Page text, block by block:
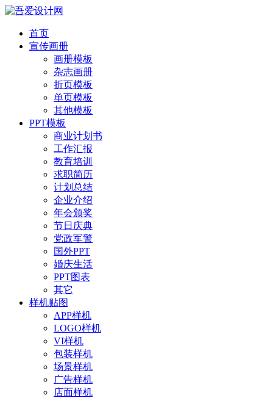
首页
宣传画册
画册模板
杂志画册
折页模板
单页模板
其他模板
PPT模板
商业计划书
工作汇报
教育培训
求职简历
计划总结
企业介绍
年会颁奖
节日庆典
党政军警
国外PPT
婚庆生活
PPT图表
其它
样机贴图
APP样机
LOGO样机
VI样机
包装样机
场景样机
广告样机
店面样机